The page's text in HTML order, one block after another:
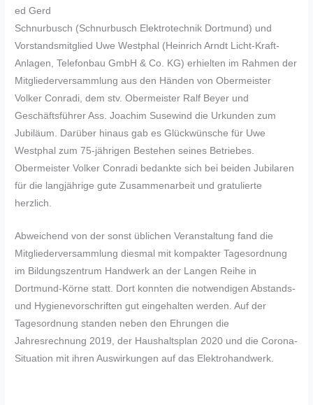
ed Gerd
Schnurbusch (Schnurbusch Elektrotechnik Dortmund) und
Vorstandsmitglied Uwe Westphal (Heinrich Arndt Licht-Kraft-
Anlagen, Telefonbau GmbH & Co. KG) erhielten im Rahmen der
Mitgliederversammlung aus den Händen von Obermeister
Volker Conradi, dem stv. Obermeister Ralf Beyer und
Geschäftsführer Ass. Joachim Susewind die Urkunden zum
Jubiläum. Darüber hinaus gab es Glückwünsche für Uwe
Westphal zum 75-jährigen Bestehen seines Betriebes.
Obermeister Volker Conradi bedankte sich bei beiden Jubilaren
für die langjährige gute Zusammenarbeit und gratulierte
herzlich.
Abweichend von der sonst üblichen Veranstaltung fand die
Mitgliederversammlung diesmal mit kompakter Tagesordnung
im Bildungszentrum Handwerk an der Langen Reihe in
Dortmund-Körne statt. Dort konnten die notwendigen Abstands-
und Hygienevorschriften gut eingehalten werden. Auf der
Tagesordnung standen neben den Ehrungen die
Jahresrechnung 2019, der Haushaltsplan 2020 und die Corona-
Situation mit ihren Auswirkungen auf das Elektrohandwerk.